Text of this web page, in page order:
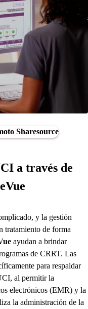
Sharesource
a través de
y la gestión
tratamiento de forma
ayudan a brindar
de CRRT. Las
para respaldar
al permitir la
electrónicos (EMR) y la
la administración de la